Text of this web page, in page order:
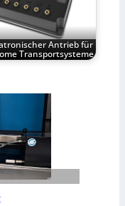
Antrieb für
Transportsysteme